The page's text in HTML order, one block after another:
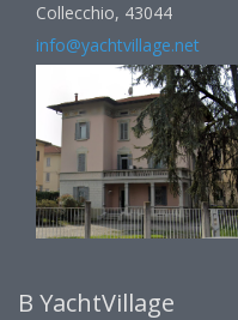
Collecchio, 43044
info@yachtvillage.net
В YachtVillage